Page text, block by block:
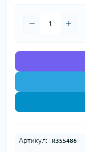
Артикул: R355486